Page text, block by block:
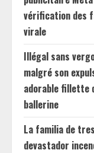
vérification des
virale
Illégal sans
malgré son
adorable fillette
ballerine
La familia de
devastador